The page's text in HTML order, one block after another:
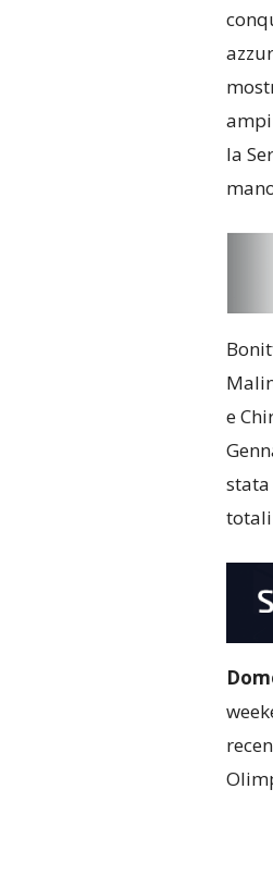
la
e
totali